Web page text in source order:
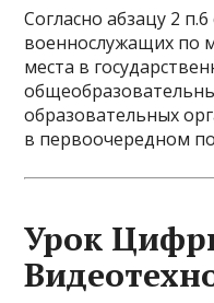
Согласно абзацу 2
военнослужащих по
места в
образовательных
в первоочередном
Урок